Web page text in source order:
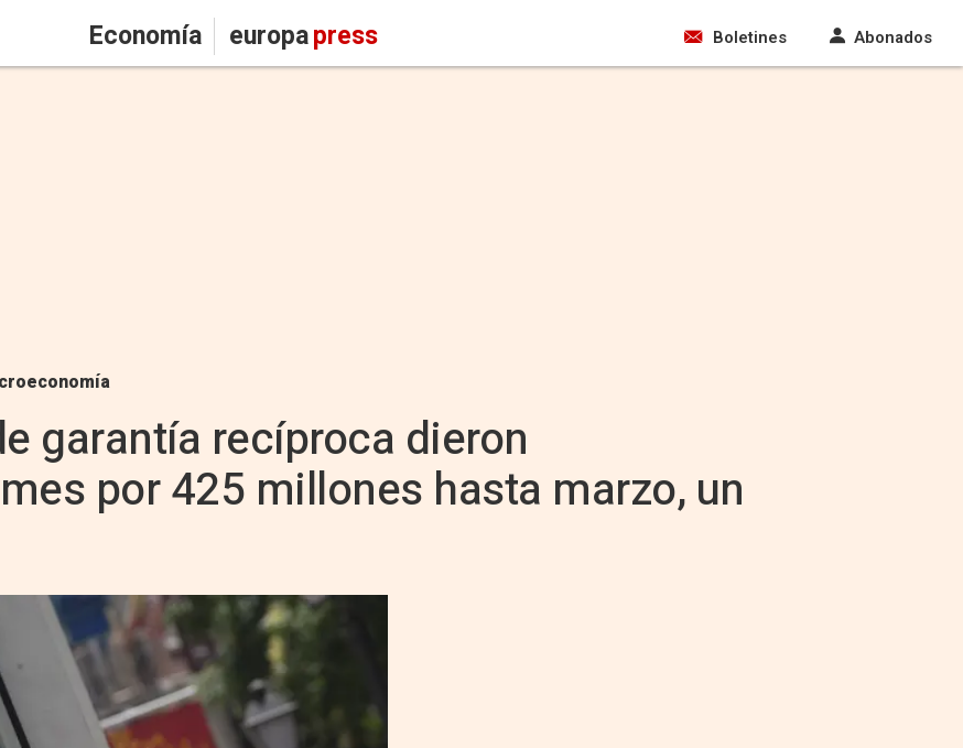
Economía europapress Boletines Abonados
garantía recíproca dieron
por 425 millones hasta marzo, un